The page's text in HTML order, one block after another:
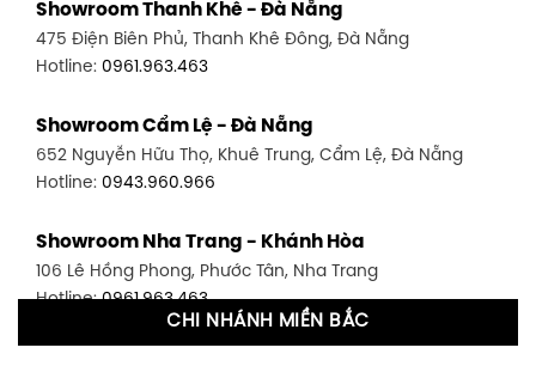
1448 Huỳnh Tấn Phát, Phú Thuận, Quận 7, TP HCM
Hotline:0946.480.580
348 Đ. Bạch Đằng, P. 14, Bình Thạnh, TP HCM
Hotline:0902.716.230
591 Hoàng Văn Thụ, P. 4, Tân Bình, TP HCM
Hotline:0906.256.759
Showroom Tân Bình 2 - TP. HCM
Showroom Thanh Khê - Đà Nẵng
475 Điện Biên Phủ, Thanh Khê Đông, Đà Nẵng
Hotline: 0961.963.463
Showroom Cẩm Lệ - Đà Nẵng
652 Nguyễn Hữu Thọ, Khuê Trung, Cẩm Lệ, Đà Nẵng
Hotline: 0943.960.966
Showroom Nha Trang - Khánh Hòa
106 Lê Hồng Phong, Phước Tân, Nha Trang
Hotline:0961.963.463
CHI NHÁNH MIỀN BẮC